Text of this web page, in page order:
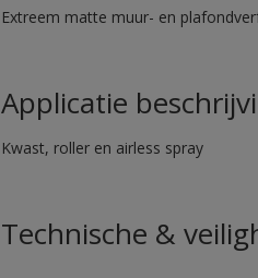
Extreem matte muur- en
Applicatie
Kwast, roller en airless spray
Technische &